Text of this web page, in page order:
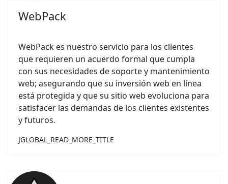
WebPack
WebPack es nuestro servicio para los clientes
que requieren un acuerdo formal que cumpla
con sus necesidades de soporte y mantenimiento
web; asegurando que su inversión web en línea
está protegida y que su sitio web evoluciona para
satisfacer las demandas de los clientes existentes
y futuros.
JGLOBAL_READ_MORE_TITLE